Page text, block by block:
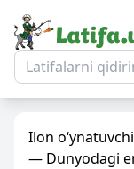
Ilon
— Dunyodagi